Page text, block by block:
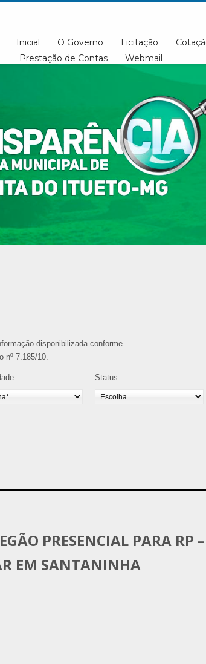
Inicial O Governo Licitação
Prestação de Contas
Webmail
disponibilizada conforme
nº 7.185/10.
Status
PRESENCIAL PARA RP –
EM SANTANINHA